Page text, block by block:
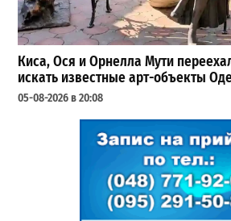
Киса, Ося и Орнелла Мути
искать известные арт-объекты
05-08-2026 в 20:08